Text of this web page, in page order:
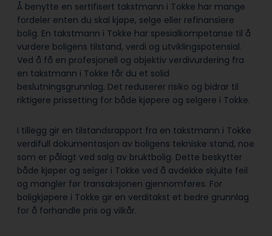
Å benytte en sertifisert takstmann i Tokke har mange
fordeler enten du skal kjøpe, selge eller refinansiere
bolig. En takstmann i Tokke har spesialkompetanse til å
vurdere boligens tilstand, verdi og utviklingspotensial.
Ved å få en profesjonell og objektiv verdivurdering fra
en takstmann i Tokke får du et solid
beslutningsgrunnlag. Det reduserer risiko og bidrar til
riktigere prissetting for både kjøpere og selgere i Tokke.
I tillegg gir en tilstandsrapport fra en takstmann i Tokke
verdifull dokumentasjon av boligens tekniske stand, noe
som er pålagt ved salg av bruktbolig. Dette beskytter
både kjøper og selger i Tokke ved å avdekke skjulte feil
og mangler før transaksjonen gjennomføres. For
boligkjøpere i Tokke gir en verditakst et bedre grunnlag
for å forhandle pris og vilkår.